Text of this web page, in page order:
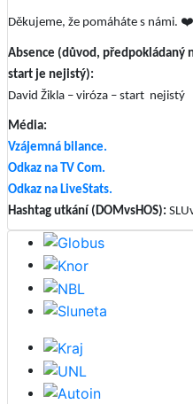
Děkujeme, že pomáháte s námi. ❤
Absence (důvod, předpokládaný
start je nejistý):
David Žikla – viróza – start nejistý
Média:
Vzájemná bilance.
Odkaz na TV Com.
Odkaz na LiveStats.
Hashtag utkání (DOMvsHOS):